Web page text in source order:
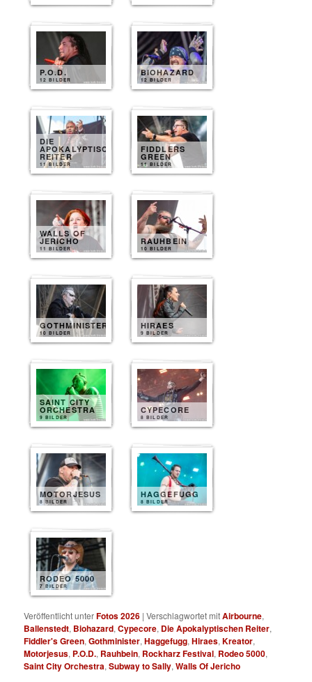
P.O.D.
12 BILDER
BIOHAZARD
12 BILDER
DIE
APOKALYPTISCHEN
REITER
11 BILDER
FIDDLERS
GREEN
11 BILDER
WALLS OF
JERICHO
11 BILDER
RAUHBEIN
10 BILDER
GOTHMINISTER
10 BILDER
HIRAES
9 BILDER
SAINT CITY
ORCHESTRA
9 BILDER
CYPECORE
8 BILDER
MOTORJESUS
8 BILDER
HAGGEFUGG
8 BILDER
RODEO 5000
7 BILDER
Veröffentlicht unterFotos 2026 |Verschlagwortet mitAirbourne,
Ballenstedt, Biohazard,Cypecore, Die Apokalyptischen Reiter,
Fiddler's Green,Gothminister,Haggefugg,Hiraes,Kreator,
Motorjesus, P.O.D., Rauhbein, Rockharz Festival, Rodeo 5000,
Saint City Orchestra,Subway to Sally,Walls Of Jericho